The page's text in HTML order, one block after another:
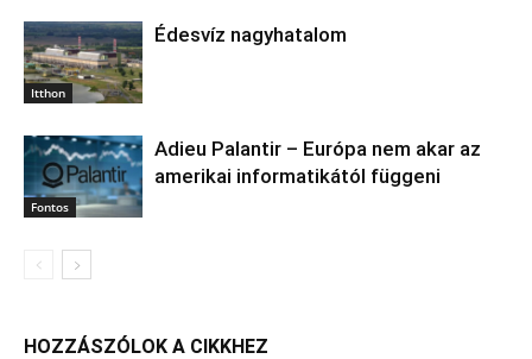
Itthon
Édesvíz nagyhatalom
Fontos
Adieu Palantir – Európa nem akar az
amerikai informatikától függeni
HOZZÁSZÓLOK A CIKKHEZ